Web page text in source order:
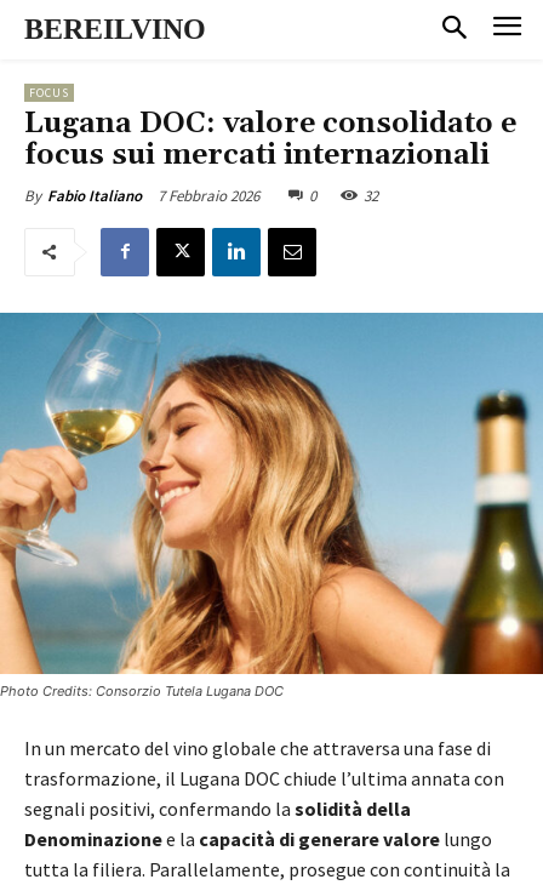
BEREILVINO
FOCUS
Lugana DOC: valore consolidato e
focus sui mercati internazionali
By Fabio Italiano 7 Febbraio 2026 0 32
Photo Credits: Consorzio Tutela Lugana DOC
In un mercato del vino globale che attraversa una fase di
trasformazione, il Lugana DOC chiude l’ultima annata con
segnali positivi, confermando la solidità della
Denominazionee la capacità di generare valore lungo
tutta la filiera. Parallelamente, prosegue con continuità la